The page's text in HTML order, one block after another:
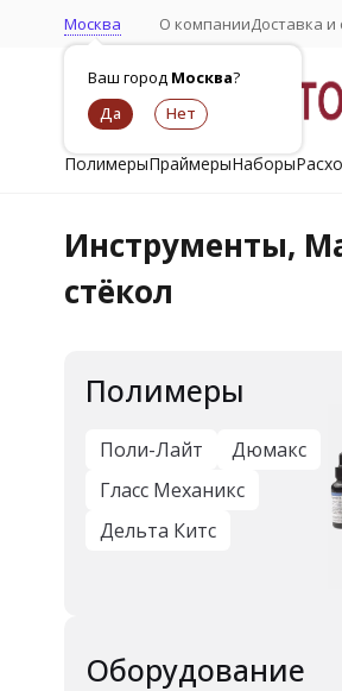
Москва
Ваш город Москва?
О компанииДоставка и
ПолимерыПраймерыНаборы
Инструменты,
стёкол
Полимеры
Поли-Лайт
Дюмакс
Гласс Механикс
Дельта Китс
Оборудование